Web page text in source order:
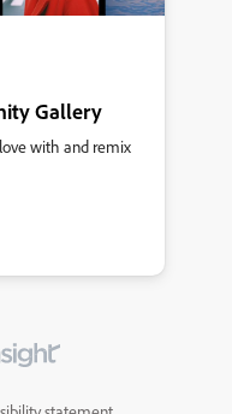
Gallery
with and remix